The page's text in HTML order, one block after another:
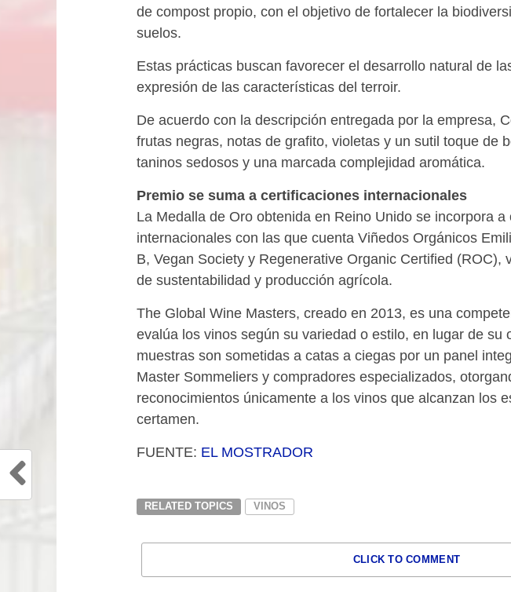
de compost propio, con el objetivo de fortalecer la
suelos.
Estas prácticas buscan favorecer el desarrollo natural de
expresión de las características del terroir.
De acuerdo con la descripción entregada por la empresa,
frutas negras, notas de grafito, violetas y un sutil toque de
taninos sedosos y una marcada complejidad aromática.
Premio se suma a certificaciones internacionales
La Medalla de Oro obtenida en Reino Unido se incorpora
internacionales con las que cuenta Viñedos Orgánicos
B, Vegan Society y Regenerative Organic Certified (ROC),
de sustentabilidad y producción agrícola.
The Global Wine Masters, creado en 2013, es una
evalúa los vinos según su variedad o estilo, en lugar de su
muestras son sometidas a catas a ciegas por un panel
Master Sommeliers y compradores especializados,
reconocimientos únicamente a los vinos que alcanzan los
certamen.
FUENTE: EL MOSTRADOR
RELATED TOPICS VINOS
CLICK TO COMMENT